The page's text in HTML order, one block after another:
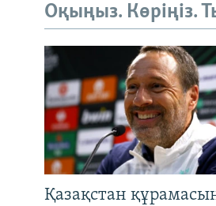
Оқыңыз. Көріңіз.
Қазақстан